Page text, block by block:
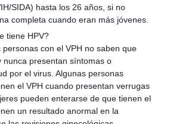
SIDA) hasta los 26 años, si no
completa cuando eran más jóvenes.
tiene HPV?
con el VPH no saben que
nunca presentan síntomas o
por el virus. Algunas personas
el VPH cuando presentan verrugas
pueden enterarse de que tienen el
un resultado anormal en la